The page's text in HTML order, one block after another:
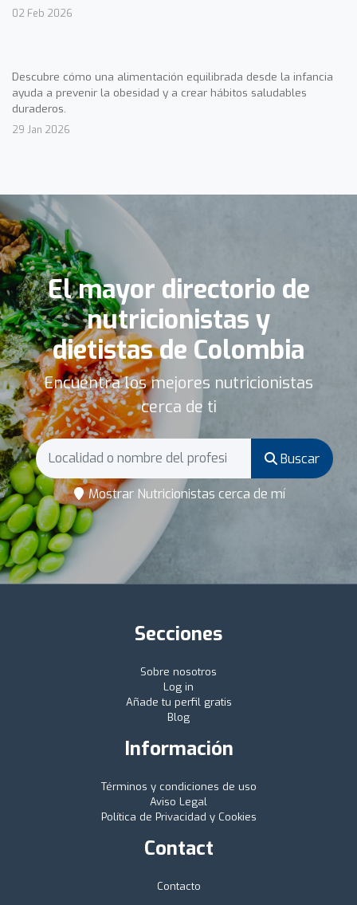
02 Feb 2026
Descubre cómo una alimentación equilibrada desde la infancia
ayuda a prevenir la obesidad y a crear hábitos saludables
duraderos.
29 Jan 2026
El mayor directorio de
nutricionistas y
dietistas de Colombia
Encuentra los mejores nutricionistas
cerca de ti
Buscar
Mostrar Nutricionistas cerca de mí
Secciones
Sobre nosotros
Log in
Añade tu perfil gratis
Blog
Información
Términos y condiciones de uso
Aviso Legal
Política de Privacidad y Cookies
Contact
Contacto